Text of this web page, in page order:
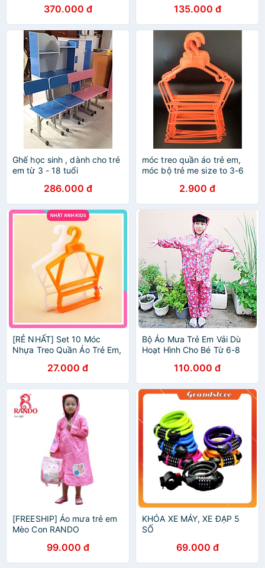
370.000 đ 135.000 đ
Ghế học sinh , dành cho trẻ
em từ 3 - 18 tuổi
286.000 đ
móc treo quần áo trẻ em,
móc bộ trẻ me size to 3-6
2.900 đ
[RẺ NHẤT] Set 10 Móc
Nhựa Treo Quần Áo Trẻ Em,
nhỏ treo bộ quần áo trẻ em
0 - 5 tuổi
27.000 đ
Bộ Áo Mưa Trẻ Em Vải Dù
Hoạt Hình Cho Bé Từ 6-8
110.000 đ
[FREESHIP] Áo mưa trẻ em
Mèo Con RANDO
99.000 đ
KHÓA XE MÁY, XE ĐẠP 5
SỐ
69.000 đ